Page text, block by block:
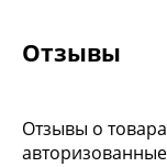
Отзывы
Отзывы о